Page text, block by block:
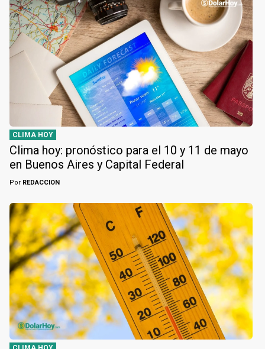
CLIMA HOY
Clima hoy: pronóstico para el 10 y 11 de mayo
en Buenos Aires y Capital Federal
Por REDACCION